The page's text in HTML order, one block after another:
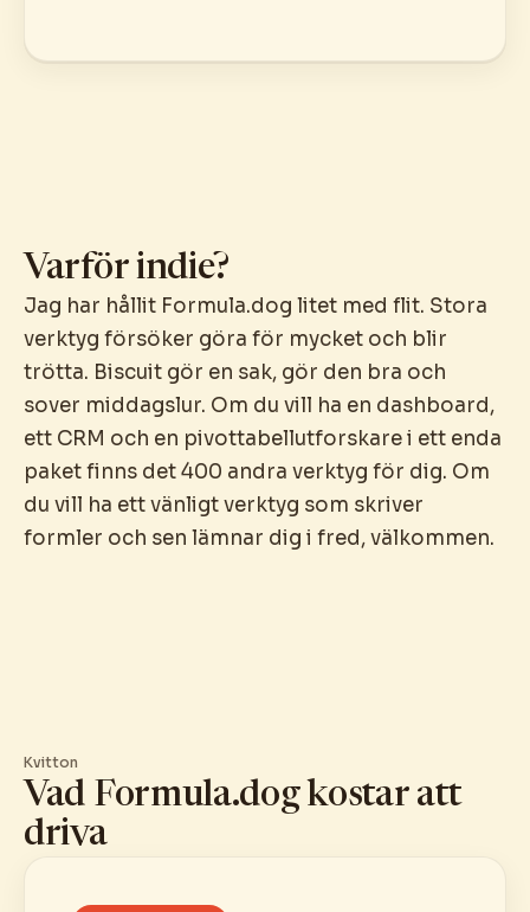
Varför indie?
Jag har hållit Formula.dog litet med flit. Stora
verktyg försöker göra för mycket och blir
trötta. Biscuit gör en sak, gör den bra och
sover middagslur. Om du vill ha en dashboard,
ett CRM och en pivottabellutforskare i ett enda
paket finns det 400 andra verktyg för dig. Om
du vill ha ett vänligt verktyg som skriver
formler och sen lämnar dig i fred, välkommen.
Kvitton
Vad Formula.dog kostar att
driva